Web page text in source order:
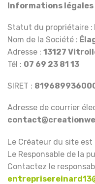
Informations légales
Statut du propriétaire :
Nom de la Société :
Adresse : 13127
Tél : 07 69 23 81 13
SIRET :
Adresse de courrier
Le Créateur du site est
Le Responsable de la
Contactez le